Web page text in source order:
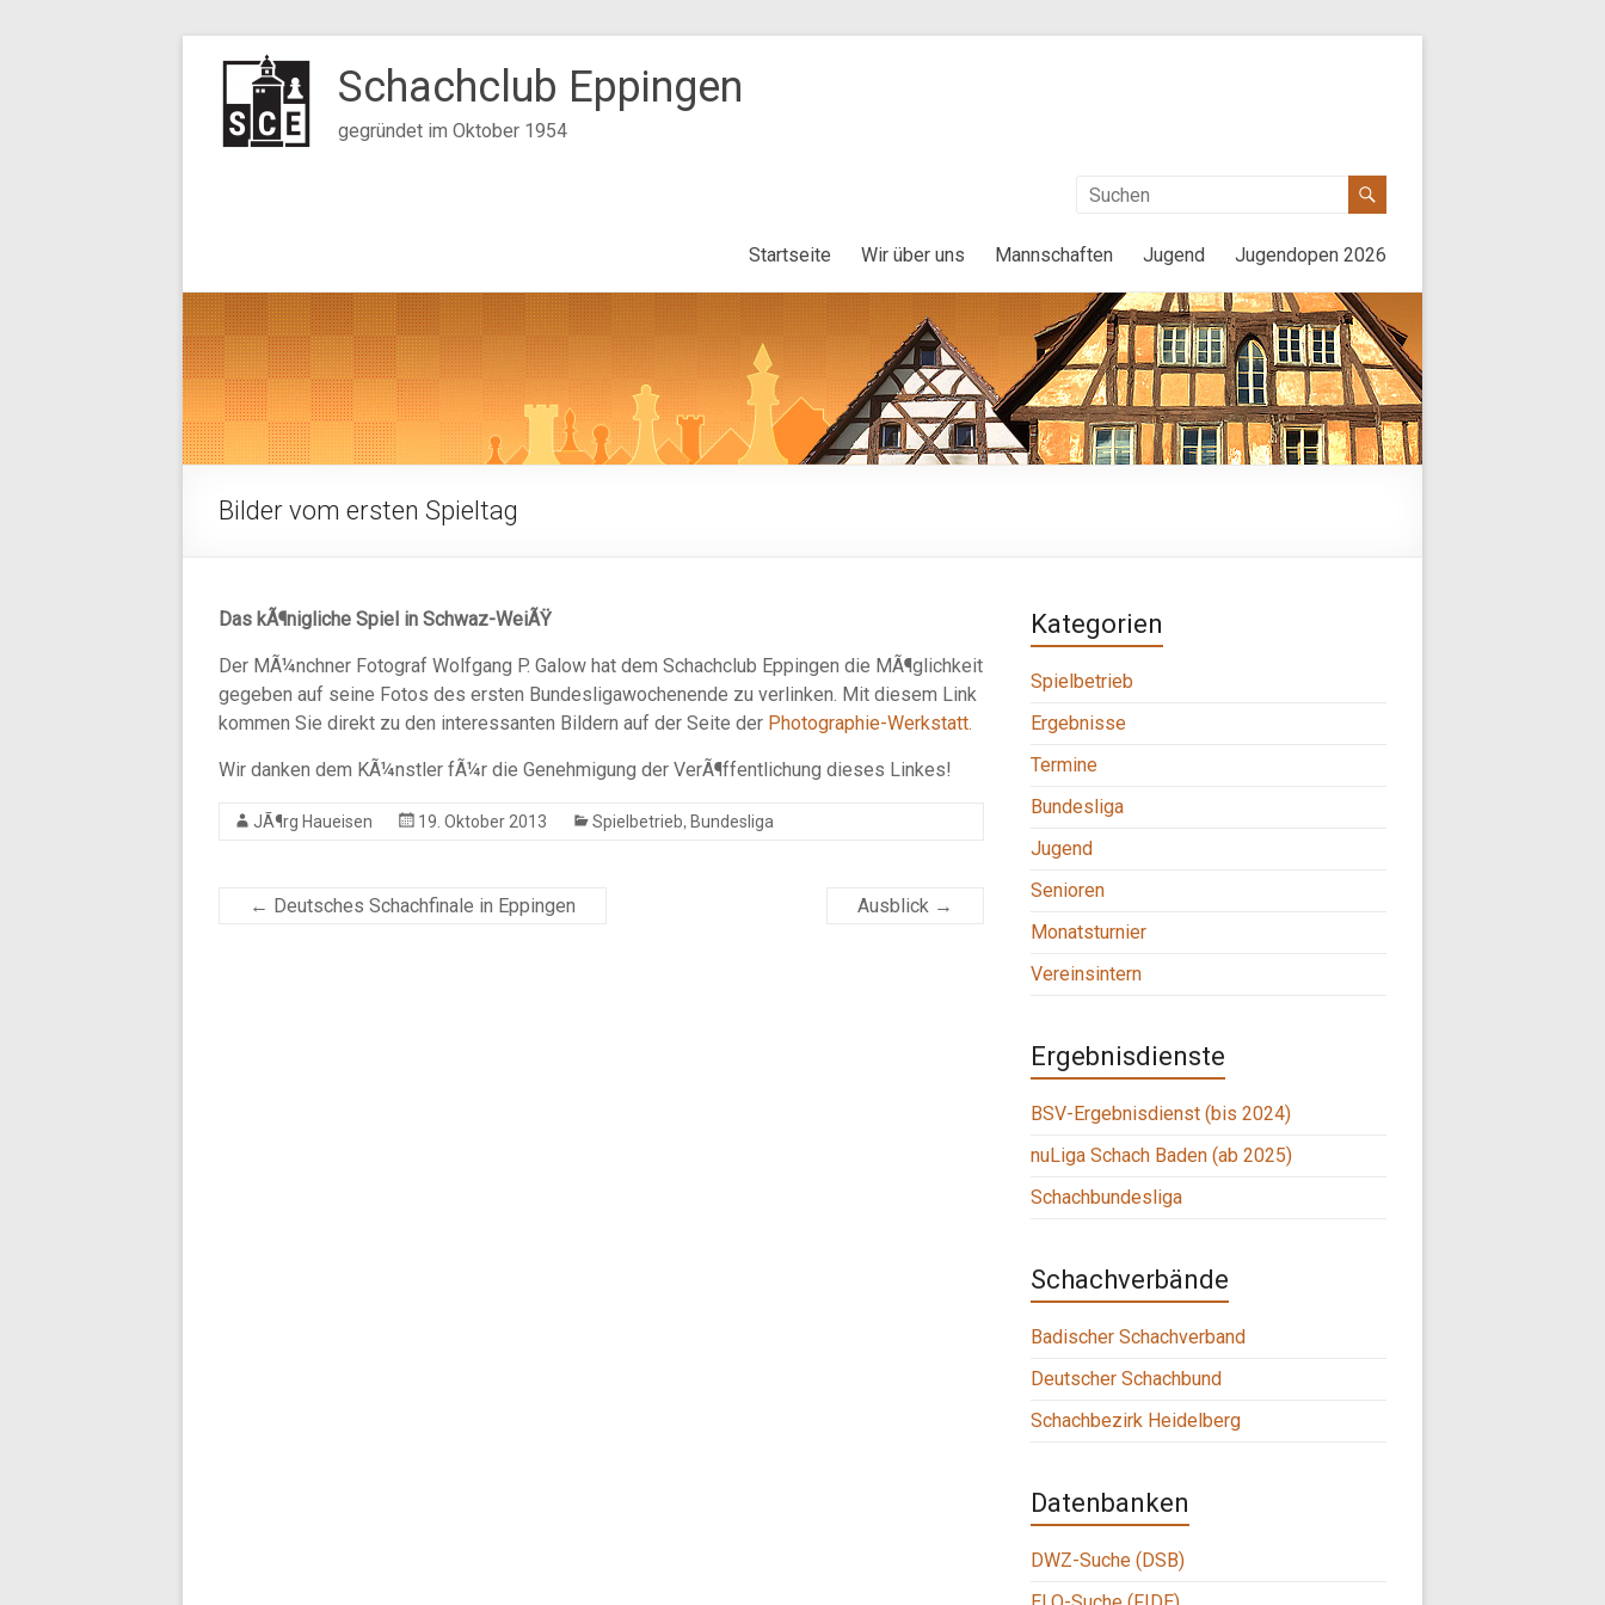
Inhalt
springen
Schachclub Eppingen
gegründet im Oktober 1954
Startseite Wir über uns Mannschaften Jugend Jugendopen 2026
Bilder vom ersten Spieltag
Das kÃ¶nigliche Spiel in Schwaz-WeiÃŸ
Der MÃ¼nchner Fotograf Wolfgang P. Galow hat dem Schachclub Eppingen die MÃ¶glichkeit
gegeben auf seine Fotos des ersten Bundesligawochenende zu verlinken. Mit diesem Link
kommen Sie direkt zu den interessanten Bildern auf der Seite der Photographie-Werkstatt.
Wir danken dem KÃ¼nstler fÃ¼r die Genehmigung der VerÃ¶ffentlichung dieses Linkes!
JÃ¶rg Haueisen 19. Oktober 2013 Spielbetrieb, Bundesliga
← Deutsches Schachfinale in Eppingen Ausblick →
Kategorien
Spielbetrieb
Ergebnisse
Termine
Bundesliga
Jugend
Senioren
Monatsturnier
Vereinsintern
Ergebnisdienste
BSV-Ergebnisdienst (bis 2024)
nuLiga Schach Baden (ab 2025)
Schachbundesliga
Schachverbände
Badischer Schachverband
Deutscher Schachbund
Schachbezirk Heidelberg
Datenbanken
DWZ-Suche (DSB)